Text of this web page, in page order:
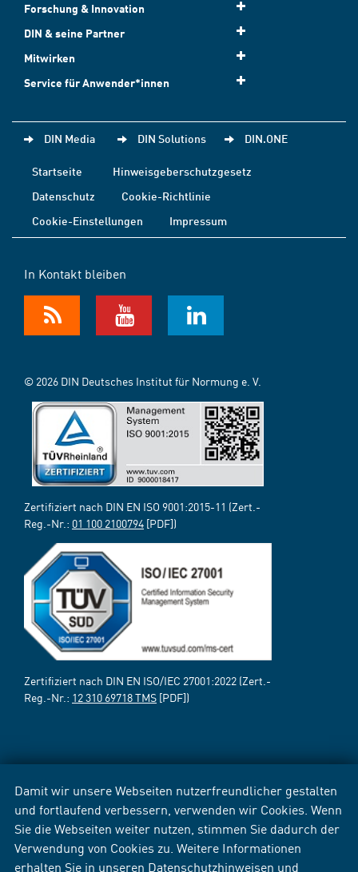
Damit wir unsere Webseiten nutzerfreundlicher gestalten
und fortlaufend verbessern, verwenden wir Cookies. Wenn
Sie die Webseiten weiter nutzen, stimmen Sie dadurch der
Verwendung von Cookies zu. Weitere Informationen
erhalten Sie in unseren Datenschutzhinweisen und
Forschung & Innovation
DIN & seine Partner
Mitwirken
Service für Anwender*innen
DIN Media DIN Solutions DIN.ONE
Startseite
Hinweisgeberschutzgesetz
Datenschutz
Cookie-Richtlinie
Cookie-Einstellungen
Impressum
In Kontakt bleiben
© 2026 DIN Deutsches Institut für Normung e. V.
Zertifiziert nach DIN EN ISO 9001:2015-11 (Zert.-
Reg.-Nr.: 01 100 2100794 [PDF])
Zertifiziert nach DIN EN ISO/IEC 27001:2022 (Zert.-
Reg.-Nr.: 12 310 69718 TMS [PDF])